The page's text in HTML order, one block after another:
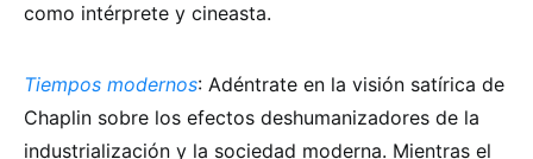
como intérprete y cineasta.
Tiempos modernos: Adéntrate en la visión satírica de
Chaplin sobre los efectos deshumanizadores de la
industrialización y la sociedad moderna. Mientras el